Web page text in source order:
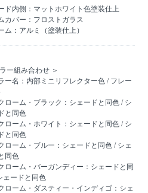
ド内側：マットホワイト色塗装仕上
カバー：フロストガラス
ム：アルミ（塗装仕上）
ー組み合わせ ＞
ー名：内部ミニリフレクター色 / フレー
ローム・ブラック：シェードと同色 / シ
と同色
ローム・ホワイト：シェードと同色 / シ
と同色
ローム・ブルー：シェードと同色 / シェ
同色
ローム・バーガンディー：シェードと同
ェードと同色
ローム・ダスティー・インディゴ：シェ